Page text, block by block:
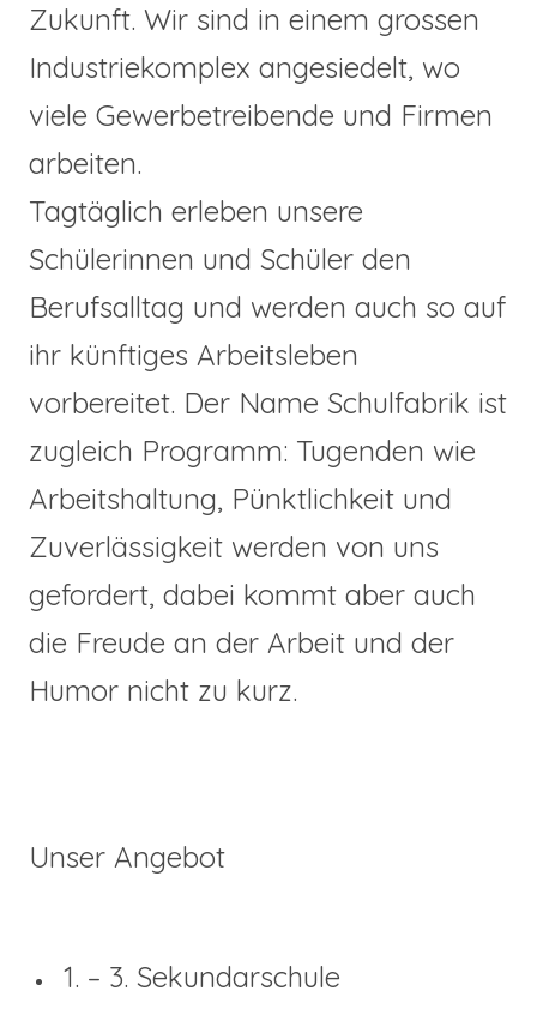
Zukunft. Wir sind in einem grossen
Industriekomplex angesiedelt, wo
viele Gewerbetreibende und Firmen
arbeiten.
Tagtäglich erleben unsere
Schülerinnen und Schüler den
Berufsalltag und werden auch so auf
ihr künftiges Arbeitsleben
vorbereitet. Der Name Schulfabrik ist
zugleich Programm: Tugenden wie
Arbeitshaltung, Pünktlichkeit und
Zuverlässigkeit werden von uns
gefordert, dabei kommt aber auch
die Freude an der Arbeit und der
Humor nicht zu kurz.
Unser Angebot
1. – 3. Sekundarschule